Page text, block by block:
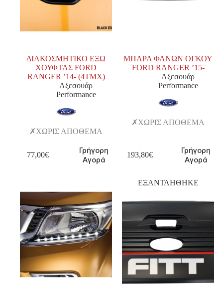
ΔΙΑΚΟΣΜΗΤΙΚΟ ΕΞΩ
ΧΟΥΦΤΑΣ FORD
RANGER ’14- (4ΤΜΧ)
Αξεσουάρ
Performance
ΧΩΡΙΣ ΑΠΟΘΕΜΑ
77,00€
Γρήγορη
Αγορά
ΜΠΑΡΑ ΦΑΝΩΝ ΟΓΚΟΥ
FORD RANGER ’15-
Αξεσουάρ
Performance
ΧΩΡΙΣ ΑΠΟΘΕΜΑ
193,80€
Γρήγορη
Αγορά
ΕΞΑΝΤΛΗΘΗΚΕ